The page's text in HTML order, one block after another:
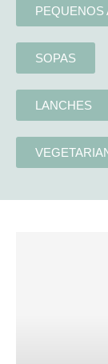
PEQUENOS
SOPAS
LANCHES